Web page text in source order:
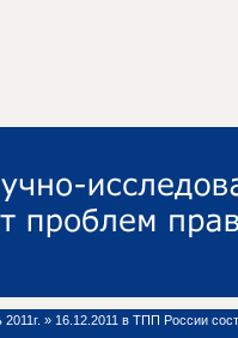
» 16.12.2011 в ТПП России